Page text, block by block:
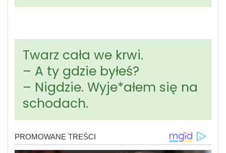
Twarz cała we krwi.
– A ty gdzie byłeś?
– Nigdzie. Wyje*ałem się na
schodach.